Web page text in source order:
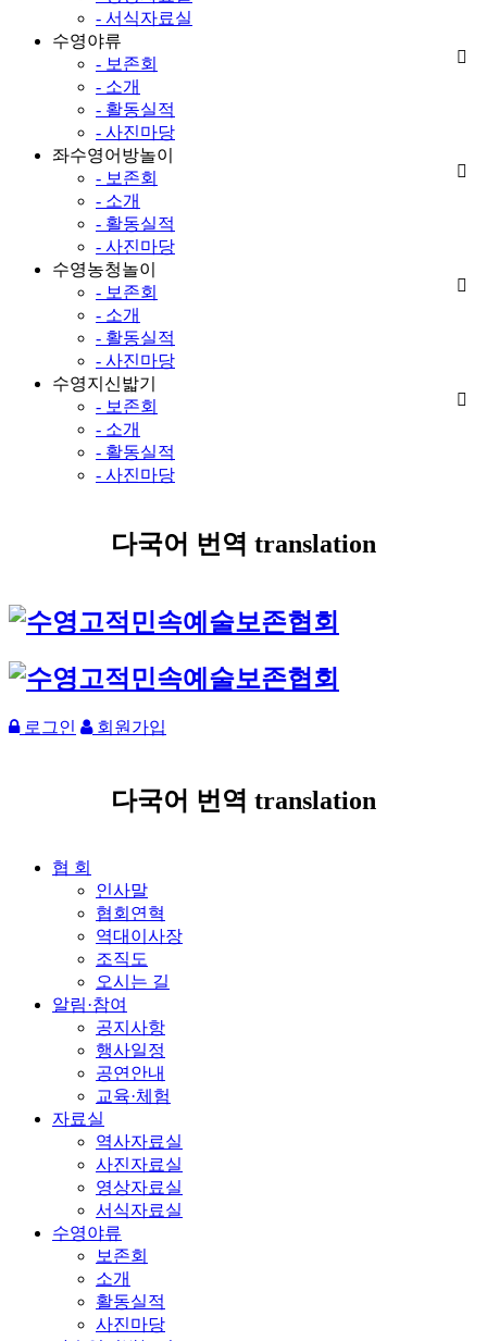
- 서식자료실
수영야류
- 보존회
- 소개
- 활동실적
- 사진마당
좌수영어방놀이
- 보존회
- 소개
- 활동실적
- 사진마당
수영농청놀이
- 보존회
- 소개
- 활동실적
- 사진마당
수영지신밟기
- 보존회
- 소개
- 활동실적
- 사진마당
다국어 번역 translation
로그인 회원가입
다국어 번역 translation
협 회
인사말
협회연혁
역대이사장
조직도
오시는 길
알림·참여
공지사항
행사일정
공연안내
교육·체험
자료실
역사자료실
사진자료실
영상자료실
서식자료실
수영야류
보존회
소개
활동실적
사진마당